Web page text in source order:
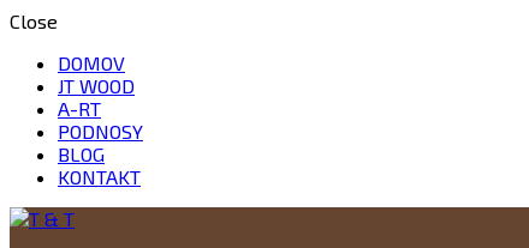
Close
DOMOV
JT WOOD
A-RT
PODNOSY
BLOG
KONTAKT